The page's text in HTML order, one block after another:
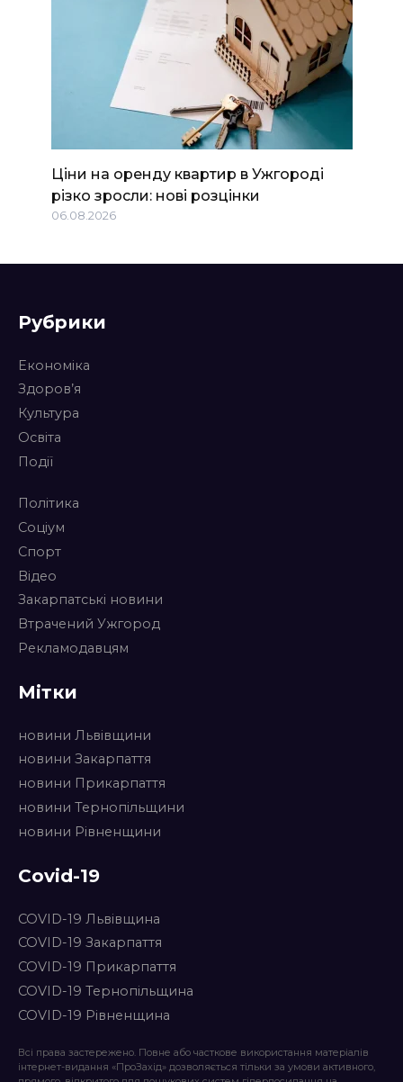
Ціни на оренду квартир в Ужгороді
різко зросли: нові розцінки
06.08.2026
Рубрики
Економіка
Здоров’я
Культура
Освіта
Події
Політика
Соціум
Спорт
Відео
Закарпатські новини
Втрачений Ужгород
Рекламодавцям
Мітки
новини Львівщини
новини Закарпаття
новини Прикарпаття
новини Тернопільщини
новини Рівненщини
Covid-19
COVID-19 Львівщина
COVID-19 Закарпаття
COVID-19 Прикарпаття
COVID-19 Тернопільщина
COVID-19 Рівненщина
Всі права застережено. Повне або часткове використання матеріалів
інтернет-видання «ПроЗахід» дозволяється тільки за умови активного,